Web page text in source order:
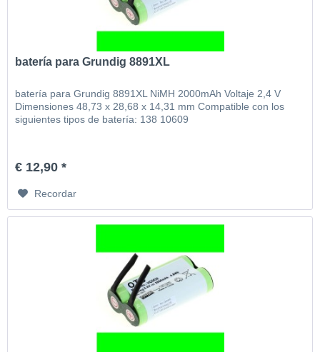
batería para Grundig 8891XL
batería para Grundig 8891XL NiMH 2000mAh Voltaje 2,4 V
Dimensiones 48,73 x 28,68 x 14,31 mm Compatible con los
siguientes tipos de batería: 138 10609
€ 12,90 *
Recordar